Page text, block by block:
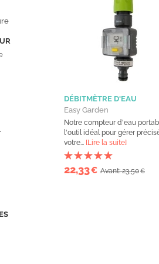
DÉBITMÈTRE D'EAU
Easy Garden
Notre compteur d'eau
l'outil idéal pour gérer
votre... [Lire la suite]
22,33€ Avant: 23,50€